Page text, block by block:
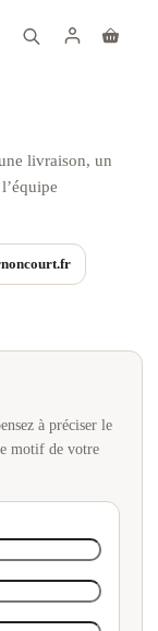
Panier
livraison, un
à préciser le
motif de votre